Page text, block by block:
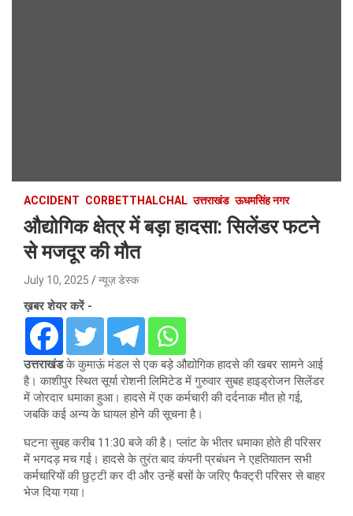
ACCIDENT CORBETTHALCHAL उत्तराखंड ऊधमसिंह नगर
औद्योगिक क्षेत्र में बड़ा हादसा: सिलेंडर फटने
से मजदूर की मौत
July 10, 2025 न्यूज़ डेस्क
ख़बर शेयर करें -
उत्तराखंडके कुमाऊं मंडल से एक बड़े औद्योगिक हादसे की खबर सामने आई
है। काशीपुर स्थित सूर्या रोशनी लिमिटेड में गुरुवार सुबह हाइड्रोजन सिलेंडर
में जोरदार धमाका हुआ। हादसे में एक कर्मचारी की दर्दनाक मौत हो गई,
जबकि कई अन्य के घायल होने की सूचना है।
घटना सुबह करीब 11:30 बजे की है। प्लांट के भीतर धमाका होते ही परिसर
में भगदड़ मच गई। हादसे के तुरंत बाद कंपनी प्रबंधन ने एहतियातन सभी
कर्मचारियों की छुट्टी कर दी और उन्हें बसों के जरिए फैक्ट्री परिसर से बाहर
भेज दिया गया।